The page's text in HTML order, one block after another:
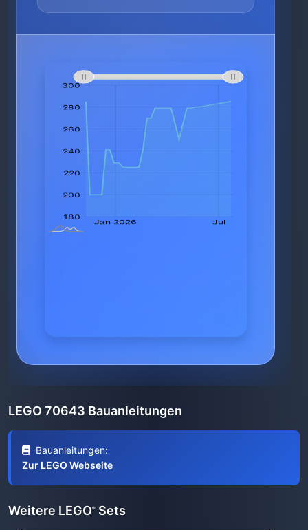
LEGO 70643 Bauanleitungen
Bauanleitungen:
Zur LEGO Webseite
Weitere LEGO® Sets